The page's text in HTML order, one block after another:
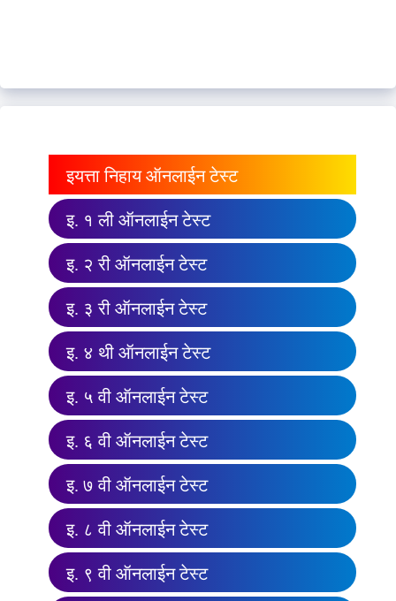
इयत्ता निहाय ऑनलाईन टेस्ट
इ. १ ली ऑनलाईन टेस्ट
इ. २ री ऑनलाईन टेस्ट
इ. ३ री ऑनलाईन टेस्ट
इ. ४ थी ऑनलाईन टेस्ट
इ. ५ वी ऑनलाईन टेस्ट
इ. ६ वी ऑनलाईन टेस्ट
इ. ७ वी ऑनलाईन टेस्ट
इ. ८ वी ऑनलाईन टेस्ट
इ. ९ वी ऑनलाईन टेस्ट